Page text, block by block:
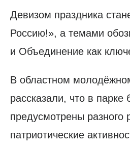
Девизом праздника
Россию!», а темами
и Объединение как
В областном
рассказали, что в парке
предусмотрены разного
патриотические